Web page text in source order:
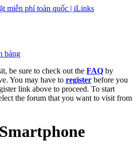
bảng
be sure to check out the FAQ by
You may have to register before you
link above to proceed. To start
the forum that you want to visit from